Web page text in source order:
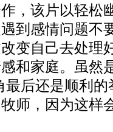
，该片以轻松
到感情问题不
变自己去处理
和家庭。虽然
最后还是顺利
师，因为这样